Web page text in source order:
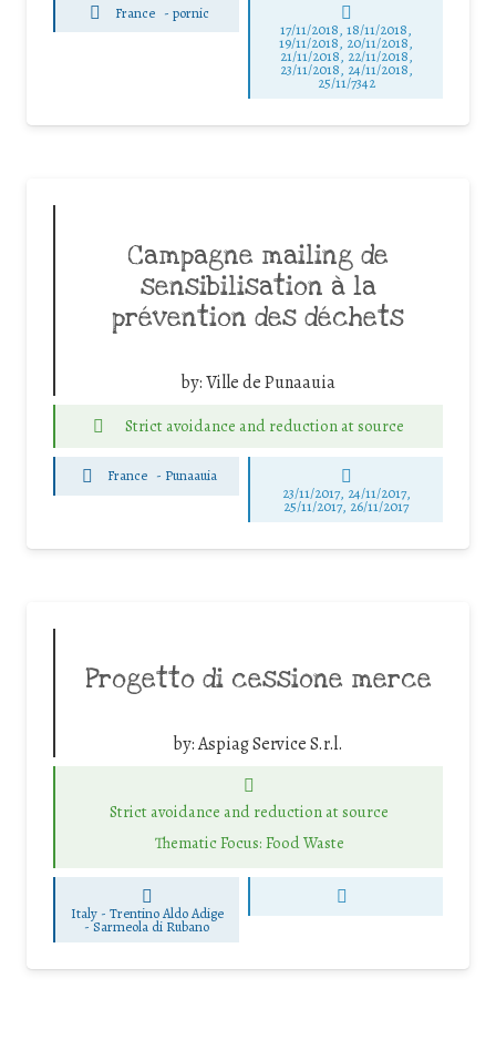
France - pornic
17/11/2018, 18/11/2018,
19/11/2018, 20/11/2018,
21/11/2018, 22/11/2018,
23/11/2018, 24/11/2018,
25/11/7342
Campagne mailing de
sensibilisation à la
prévention des déchets
by:Ville de Punaauia
Strict avoidance and reduction at source
France - Punaauia
23/11/2017, 24/11/2017,
25/11/2017, 26/11/2017
Progetto di cessione merce
by:Aspiag Service S.r.l.
Strict avoidance and reduction at source
Thematic Focus: Food Waste
Italy - Trentino Aldo Adige
-Sarmeola di Rubano